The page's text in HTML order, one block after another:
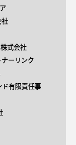
式会社
ナーリンク
ド有限責任事